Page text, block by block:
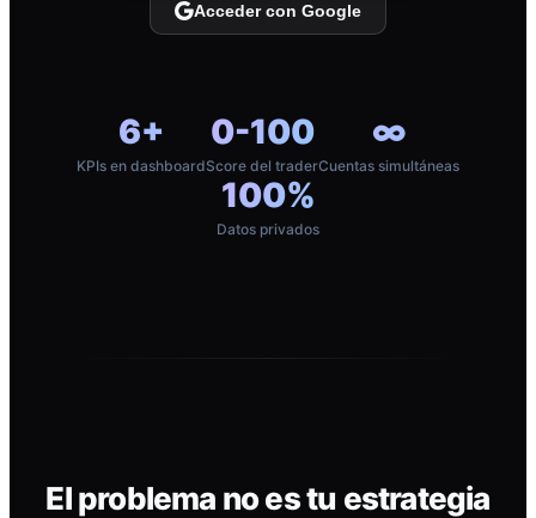
Acceder con Google
6+
KPIs en dashboard
0-100
Score del trader
∞
Cuentas simultáneas
100%
Datos privados
El problema no es tu estrategia